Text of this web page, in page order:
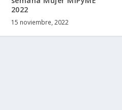
2022
15 noviembre, 2022